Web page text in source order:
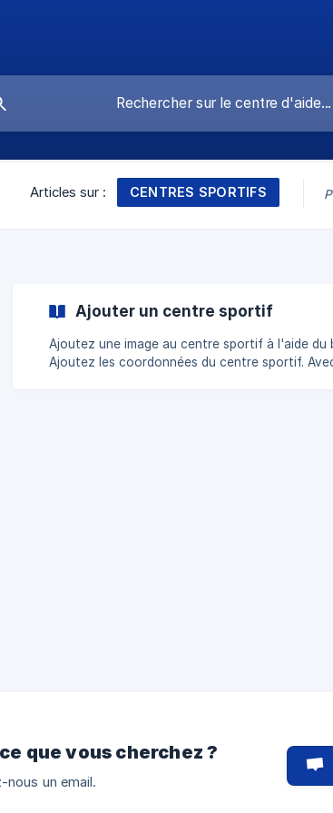
Articles sur : CENTRES SPORTIFS
Ajouter un centre sportif
Ajoutez une image au centre sportif à l'aide du
Ajoutez les coordonnées du centre sportif.
que vous cherchez ?
nous un email.